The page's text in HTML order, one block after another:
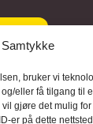
Samtykke
bruker vi
eller få tilgang til
gjøre det mulig
er på dette